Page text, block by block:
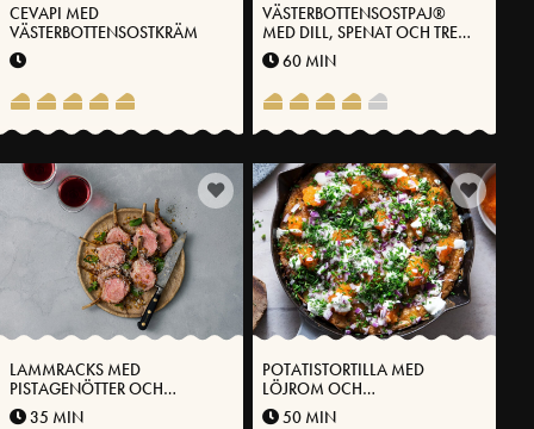
CEVAPI MED
VÄSTERBOTTENSOSTKRÄM
VÄSTERBOTTENSOSTPAJ®
MED DILL, SPENAT OCH TRE
SORTERS ROM
60 MIN
LAMMRACKS MED
PISTAGENÖTTER OCH
VÄSTERBOTTENSOST®
35 MIN
POTATISTORTILLA MED
LÖJROM OCH
VÄSTERBOTTENSOST®
50 MIN